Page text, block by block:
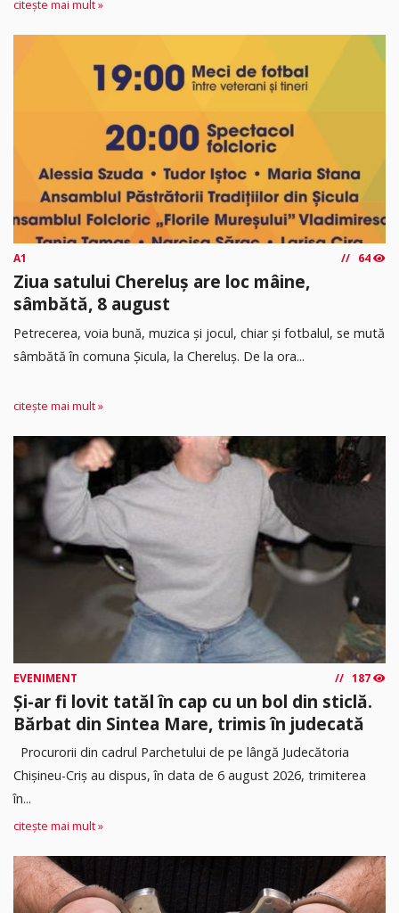
citește mai mult »
A1 64
Ziua satului Chereluș are loc mâine,
sâmbătă, 8 august
Petrecerea, voia bună, muzica și jocul, chiar și fotbalul, se mută
sâmbătă în comuna Șicula, la Chereluș. De la ora...
citește mai mult »
EVENIMENT 187
Și-ar fi lovit tatăl în cap cu un bol din sticlă.
Bărbat din Sintea Mare, trimis în judecată
Procurorii din cadrul Parchetului de pe lângă Judecătoria
Chișineu-Criș au dispus, în data de 6 august 2026, trimiterea
în...
citește mai mult »